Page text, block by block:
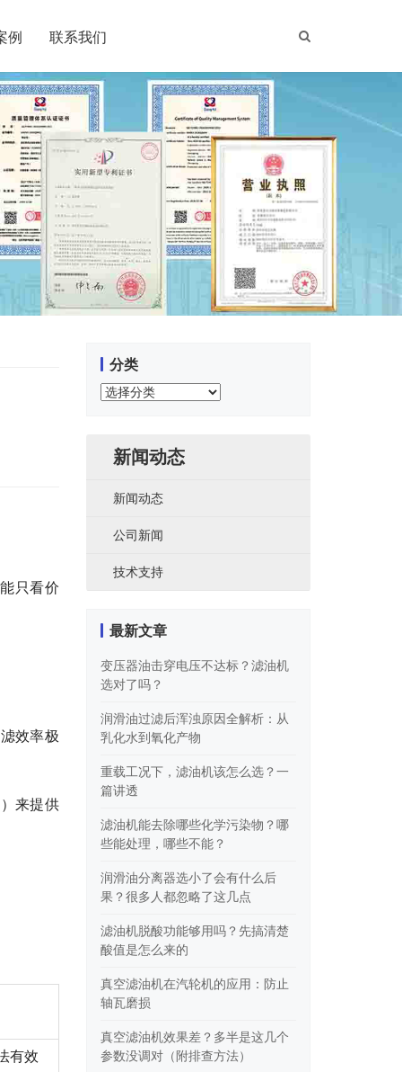
例 联系我们
只看价
效率极
来提供
有效
分类
分
新闻动态
新闻动态
公司新闻
技术支持
最新文章
变压器油击穿电压不达标？滤油机
选对了吗？
润滑油过滤后浑浊原因全解析：从
乳化水到氧化产物
重载工况下，滤油机该怎么选？一
篇讲透
滤油机能去除哪些化学污染物？哪
些能处理，哪些不能？
润滑油分离器选小了会有什么后
果？很多人都忽略了这几点
滤油机脱酸功能够用吗？先搞清楚
酸值是怎么来的
真空滤油机在汽轮机的应用：防止
轴瓦磨损
真空滤油机效果差？多半是这几个
参数没调对（附排查方法）